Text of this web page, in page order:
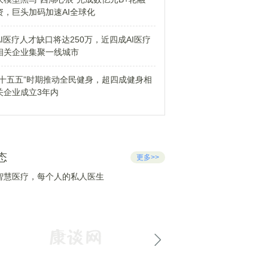
，巨头加码加速AI全球化
医疗人才缺口将达250万，近四成AI医疗
关企业集聚一线城市
五五”时期推动全民健身，超四成健身相
企业成立3年内
更多>>